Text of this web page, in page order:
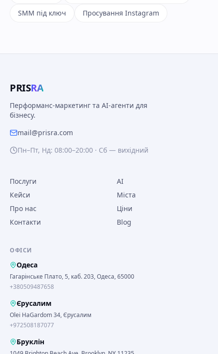
SMM під ключ
Просування Instagram
PRISRA
Перформанс-маркетинг та AI-агенти для
бізнесу.
mail@prisra.com
Пн–Пт, Нд: 08:00–20:00 · Сб — вихідний
Послуги
AI
Кейси
Міста
Про нас
Ціни
Контакти
Blog
ОФІСИ
Одеса
Гагарінське Плато, 5, каб. 203, Одеса, 65000
+380509487658
Єрусалим
Olei HaGardom 34, Єрусалим
+972508187077
Бруклін